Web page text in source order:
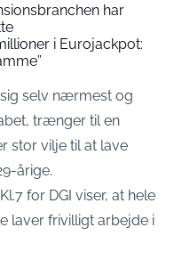
har
i Eurojackpot:
selv nærmest og
trænger til en
stor vilje til at lave
årige.
for DGI viser, at hele
laver frivilligt arbejde i